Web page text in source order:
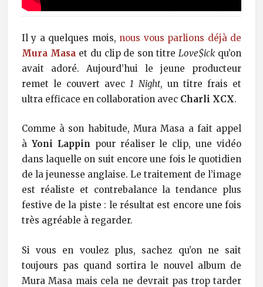
Il y a quelques mois, nous vous parlions déjà de
Mura Masaet du clip de son titreLove$ick qu’on
avait adoré. Aujourd’hui le jeune producteur
remet le couvert avec1 Night, un titre frais et
ultra efficace en collaboration avec Charli XCX.
Comme à son habitude, Mura Masa a fait appel
à Yoni Lappin pour réaliser le clip, une vidéo
dans laquelle on suit encore une fois le quotidien
de la jeunesse anglaise. Le traitement de l’image
est réaliste et contrebalance la tendance plus
festive de la piste : le résultat est encore une fois
très agréable à regarder.
Si vous en voulez plus, sachez qu’on ne sait
toujours pas quand sortira le nouvel album de
Mura Masa mais cela ne devrait pas trop tarder